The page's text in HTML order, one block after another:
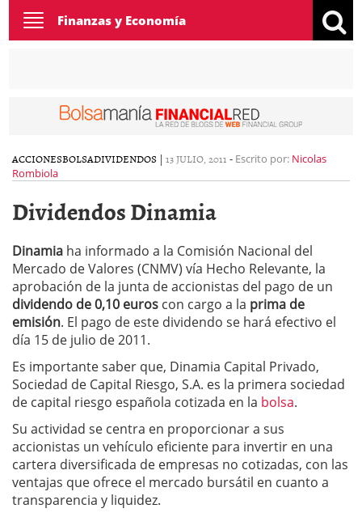
Toggle
navigation
Finanzas y Economía
ACCIONESBOLSADIVIDENDOS | 13 JULIO, 2011 - Escrito por: Nicolas
Rombiola
Dividendos Dinamia
Dinamia ha informado a la Comisión Nacional del
Mercado de Valores (CNMV) vía Hecho Relevante, la
aprobación de la junta de accionistas del pago de un
dividendo de 0,10 euros con cargo a la prima de
emisión. El pago de este dividendo se hará efectivo el
día 15 de julio de 2011.
Es importante saber que, Dinamia Capital Privado,
Sociedad de Capital Riesgo, S.A. es la primera sociedad
de capital riesgo española cotizada en la bolsa.
Su actividad se centra en proporcionar a sus
accionistas un vehículo eficiente para invertir en una
cartera diversificada de empresas no cotizadas, con las
ventajas que ofrece el mercado bursátil en cuanto a
transparencia y liquidez.